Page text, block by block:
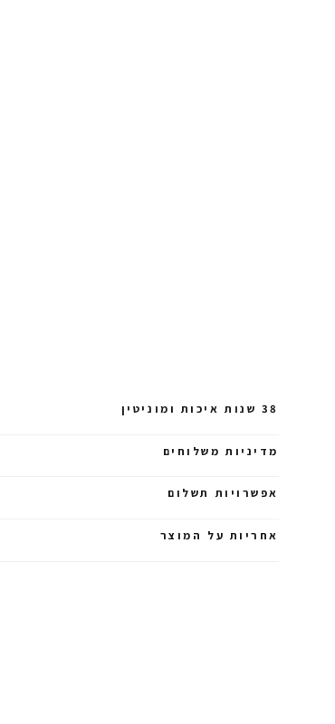
38 שנות איכות ומוניטין
מדיניות משלוחים
אפשרויות תשלום
אחריות על המוצר